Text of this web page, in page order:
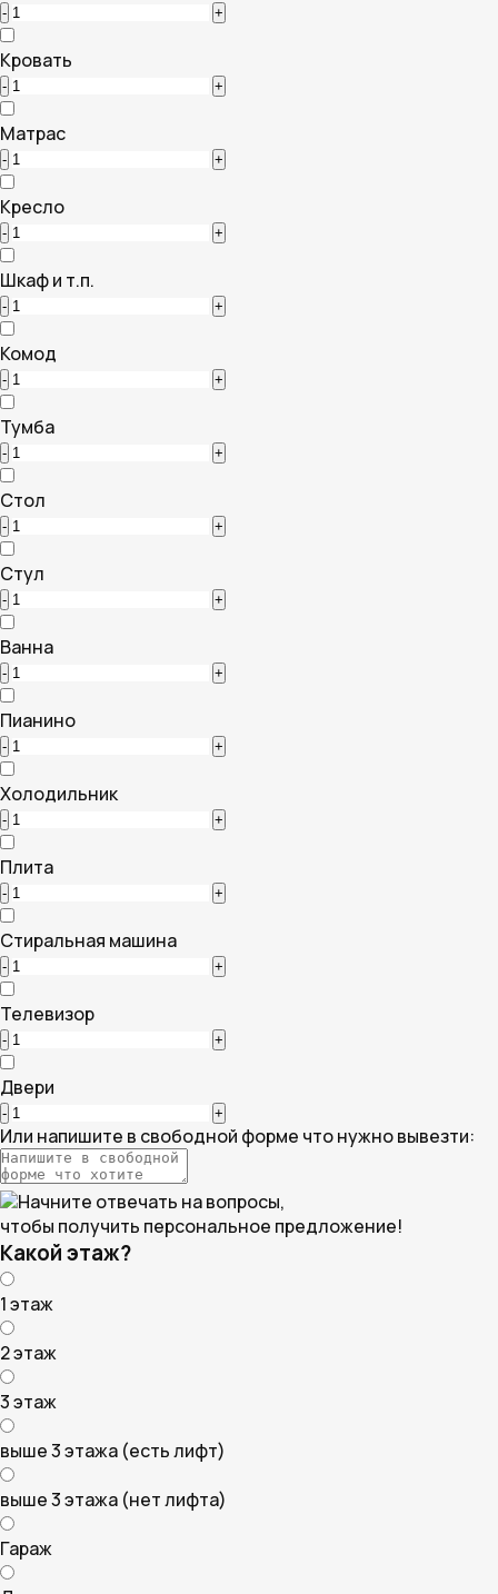
- +
Кровать
- +
Матрас
- +
Кресло
- +
Шкаф и т.п.
- +
Комод
- +
Тумба
- +
Стол
- +
Стул
- +
Ванна
- +
Пианино
- +
Холодильник
- +
Плита
- +
Стиральная машина
- +
Телевизор
- +
Двери
- +
Или напишите в свободной форме что нужно вывезти:
Начните отвечать на вопросы,
чтобы получить персональное предложение!
Какой этаж?
1 этаж
2 этаж
3 этаж
выше 3 этажа (есть лифт)
выше 3 этажа (нет лифта)
Гараж